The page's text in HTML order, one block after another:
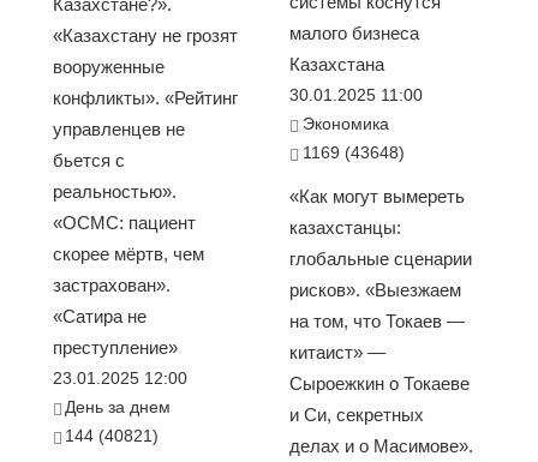
Казахстане?».
«Казахстану не грозят
вооруженные
конфликты». «Рейтинг
управленцев не
бьется с
реальностью».
«ОСМС: пациент
скорее мёртв, чем
застрахован».
«Сатира не
преступление»
23.01.2025 12:00
День за днем
144 (40821)
малого бизнеса
Казахстана
30.01.2025 11:00
Экономика
1169 (43648)
«Как могут вымереть
казахстанцы:
глобальные сценарии
рисков». «Выезжаем
на том, что Токаев —
китаист» —
Сыроежкин о Токаеве
и Си, секретных
делах и о Масимове».